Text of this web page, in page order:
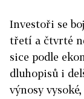
Investoři se
třetí a čtvrté
sice podle
dluhopisů i
výnosy